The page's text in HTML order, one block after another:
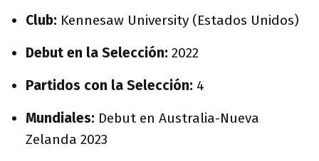
Club: Kennesaw University (Estados Unidos)
Debut en la Selección: 2022
Partidos con la Selección: 4
Mundiales: Debut en Australia-Nueva
Zelanda 2023